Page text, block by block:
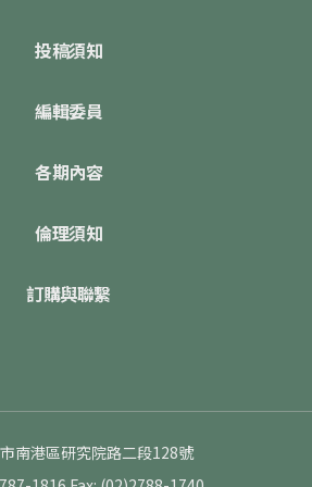
投稿須知
編輯委員
各期內容
倫理須知
訂購與聯繫
南港區研究院路二段128號